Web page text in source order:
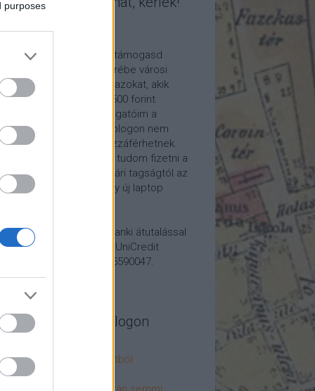
purposes
tetszik a blogom, kérlek támogasd
anyagilag is! Cserébe városi
hívom meg időnként azokat, akik
havi 5 euró vagy 2500 forint
küldenek. Támogatóim a
on exkluzív, a blogon nem
tartalmakhoz is hozzáférhetnek.
segítségével tudom fizetni a
költségeit a könyvtári tagságtól az
előfizetésen át egy új laptop
egyszerű banki átutalással
Papp Géza, UniCredit
10918001-00000022-65590047.
Fővárosi Blog
cikkek a blogon
fogorvosi rendelő a múltból
a 4-es metrón